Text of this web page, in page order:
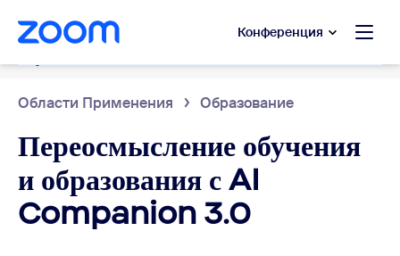
содержанию
в чат помощи Конференция
Области Применения Образование
Переосмысление обучения
и образования с AI
Companion 3.0